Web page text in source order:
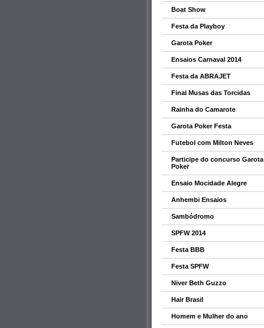
Boat Show
Festa da Playboy
Garota Poker
Ensaios Carnaval 2014
Festa da ABRAJET
Final Musas das Torcidas
Rainha do Camarote
Garota Poker Festa
Futebol com Milton Neves
Participe do concurso Garota
Poker
Ensaio Mocidade Alegre
Anhembi Ensaios
Sambódromo
SPFW 2014
Festa BBB
Festa SPFW
Niver Beth Guzzo
Hair Brasil
Homem e Mulher do ano